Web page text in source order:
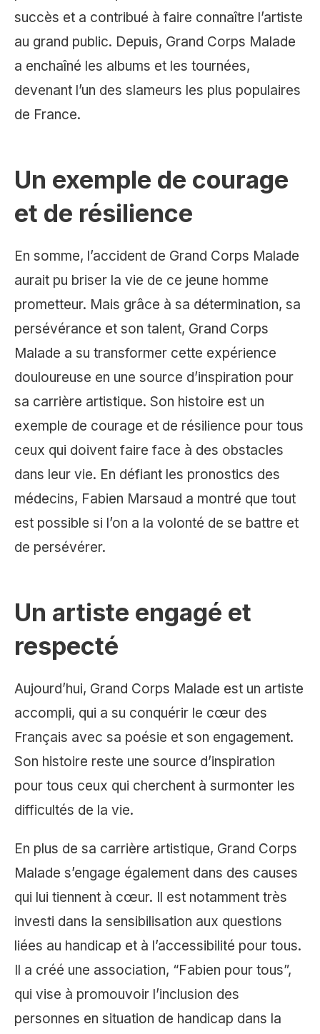
succès et a contribué à faire connaître l’artiste
au grand public. Depuis, Grand Corps Malade
a enchaîné les albums et les tournées,
devenant l’un des slameurs les plus populaires
de France.
Un exemple de courage
et de résilience
En somme, l’accident de Grand Corps Malade
aurait pu briser la vie de ce jeune homme
prometteur. Mais grâce à sa détermination, sa
persévérance et son talent, Grand Corps
Malade a su transformer cette expérience
douloureuse en une source d’inspiration pour
sa carrière artistique. Son histoire est un
exemple de courage et de résilience pour tous
ceux qui doivent faire face à des obstacles
dans leur vie. En défiant les pronostics des
médecins, Fabien Marsaud a montré que tout
est possible si l’on a la volonté de se battre et
de persévérer.
Un artiste engagé et
respecté
Aujourd’hui, Grand Corps Malade est un artiste
accompli, qui a su conquérir le cœur des
Français avec sa poésie et son engagement.
Son histoire reste une source d’inspiration
pour tous ceux qui cherchent à surmonter les
difficultés de la vie.
En plus de sa carrière artistique, Grand Corps
Malade s’engage également dans des causes
qui lui tiennent à cœur. Il est notamment très
investi dans la sensibilisation aux questions
liées au handicap et à l’accessibilité pour tous.
Il a créé une association, “Fabien pour tous”,
qui vise à promouvoir l’inclusion des
personnes en situation de handicap dans la